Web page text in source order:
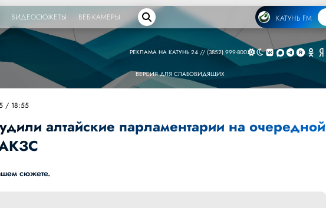
ВИДЕОСЮЖЕТЫ ВЕБ-КАМЕРЫ КАТУНЬ FM
РЕКЛАМА НА КАТУНЬ 24 // (3852) 999-800
ВЕРСИЯ ДЛЯ СЛАБОВИДЯЩИХ
/ 18:55
алтайские парламентарии на очередной
сюжете.